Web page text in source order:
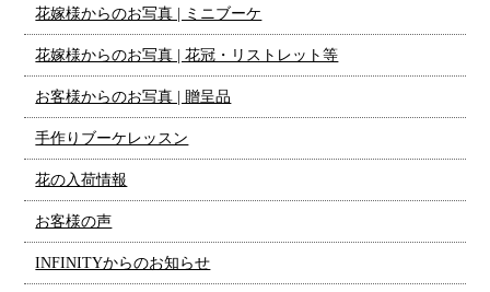
花嫁様からのお写真 | ミニブーケ
花嫁様からのお写真 | 花冠・リストレット等
お客様からのお写真 | 贈呈品
手作りブーケレッスン
花の入荷情報
お客様の声
INFINITYからのお知らせ